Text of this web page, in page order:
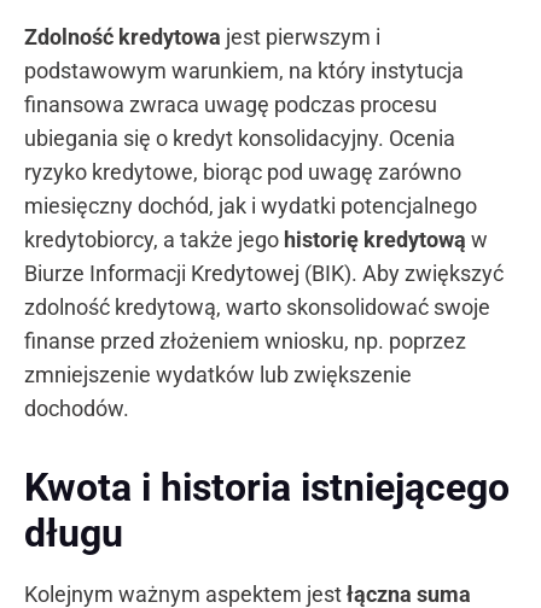
Zdolność kredytowa jest pierwszym i
podstawowym warunkiem, na który instytucja
finansowa zwraca uwagę podczas procesu
ubiegania się o kredyt konsolidacyjny. Ocenia
ryzyko kredytowe, biorąc pod uwagę zarówno
miesięczny dochód, jak i wydatki potencjalnego
kredytobiorcy, a także jego historię kredytową w
Biurze Informacji Kredytowej (BIK). Aby zwiększyć
zdolność kredytową, warto skonsolidować swoje
finanse przed złożeniem wniosku, np. poprzez
zmniejszenie wydatków lub zwiększenie
dochodów.
Kwota i historia istniejącego
długu
Kolejnym ważnym aspektem jestłączna suma